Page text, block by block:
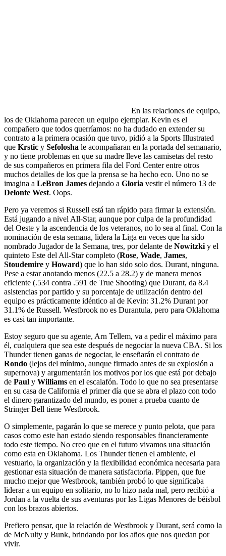
En las relaciones de equipo,
los de Oklahoma parecen un equipo ejemplar. Kevin es el
compañero que todos querríamos: no ha dudado en extender su
contrato a la primera ocasión que tuvo, pidió a la Sports Illustrated
que Krstic y Sefolosha le acompañaran en la portada del semanario,
y no tiene problemas en que su madre lleve las camisetas del resto
de sus compañeros en primera fila del Ford Center entre otros
muchos detalles de los que la prensa se ha hecho eco. Uno no se
imagina a LeBron James dejando a Gloria vestir el número 13 de
Delonte West. Oops.
Pero ya veremos si Russell está tan rápido para firmar la extensión.
Está jugando a nivel All-Star, aunque por culpa de la profundidad
del Oeste y la ascendencia de los veteranos, no lo sea al final. Con la
nominación de esta semana, lidera la Liga en veces que ha sido
nombrado Jugador de la Semana, tres, por delante de Nowitzki y el
quinteto Este del All-Star completo (Rose, Wade, James,
Stoudemire y Howard) que lo han sido solo dos. Durant, ninguna.
Pese a estar anotando menos (22.5 a 28.2) y de manera menos
eficiente (.534 contra .591 de True Shooting) que Durant, da 8.4
asistencias por partido y su porcentaje de utilización dentro del
equipo es prácticamente idéntico al de Kevin: 31.2% Durant por
31.1% de Russell. Westbrook no es Durantula, pero para Oklahoma
es casi tan importante.
Estoy seguro que su agente, Arn Tellem, va a pedir el máximo para
él, cualquiera que sea este después de negociar la nueva CBA. Si los
Thunder tienen ganas de negociar, le enseñarán el contrato de
Rondo (lejos del mínimo, aunque firmado antes de su explosión a
supernova) y argumentarán los motivos por los que está por debajo
de Paul y Williams en el escalafón. Todo lo que no sea presentarse
en su casa de California el primer día que se abra el plazo con todo
el dinero garantizado del mundo, es poner a prueba cuanto de
Stringer Bell tiene Westbrook.
O simplemente, pagarán lo que se merece y punto pelota, que para
casos como este han estado siendo responsables financieramente
todo este tiempo. No creo que en el futuro vivamos una situación
como esta en Oklahoma. Los Thunder tienen el ambiente, el
vestuario, la organización y la flexibilidad económica necesaria para
gestionar esta situación de manera satisfactoria. Pippen, que fue
mucho mejor que Westbrook, también probó lo que significaba
liderar a un equipo en solitario, no lo hizo nada mal, pero recibió a
Jordan a la vuelta de sus aventuras por las Ligas Menores de béisbol
con los brazos abiertos.
Prefiero pensar, que la relación de Westbrook y Durant, será como la
de McNulty y Bunk, brindando por los años que nos quedan por
vivir.